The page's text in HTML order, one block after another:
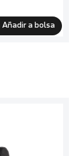
Añadir a bolsa